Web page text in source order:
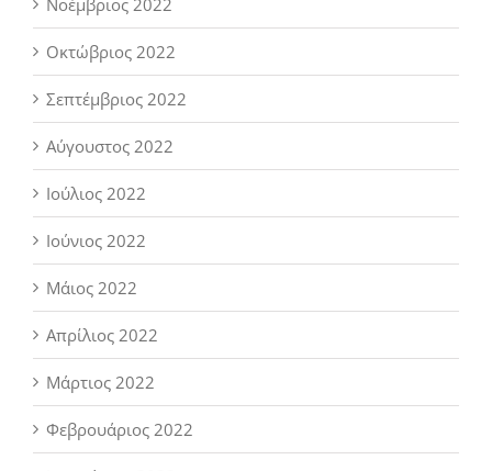
Οκτώβριος 2022
Σεπτέμβριος 2022
Αύγουστος 2022
Ιούλιος 2022
Ιούνιος 2022
Μάιος 2022
Απρίλιος 2022
Μάρτιος 2022
Φεβρουάριος 2022